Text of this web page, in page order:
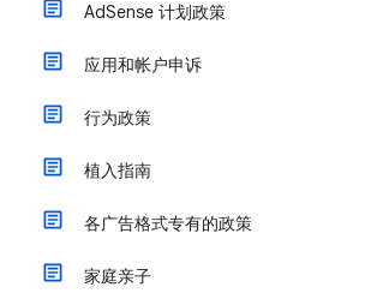
AdSense 计划政策
应用和帐户申诉
行为政策
植入指南
各广告格式专有的政策
家庭亲子